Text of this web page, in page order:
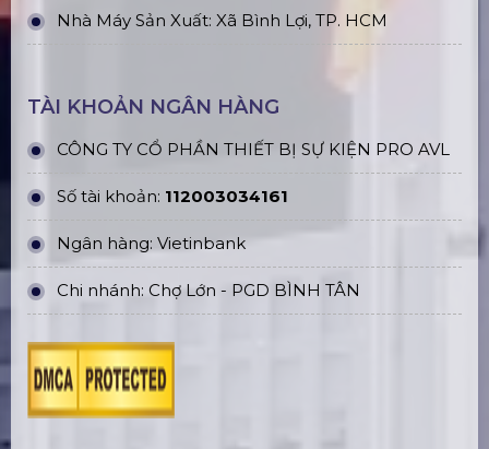
Nhà Máy Sản Xuất: Xã Bình Lợi, TP. HCM
TÀI KHOẢN NGÂN HÀNG
CÔNG TY CỔ PHẦN THIẾT BỊ SỰ KIỆN PRO AVL
Số tài khoản: 112003034161
Ngân hàng: Vietinbank
Chi nhánh: Chợ Lớn - PGD BÌNH TÂN